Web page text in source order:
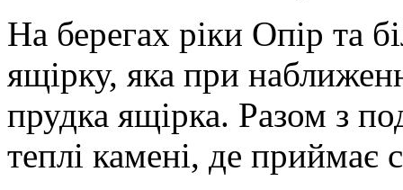
На берегах ріки Опір та
ящірку, яка при
прудка ящірка. Разом з
теплі камені, де приймає